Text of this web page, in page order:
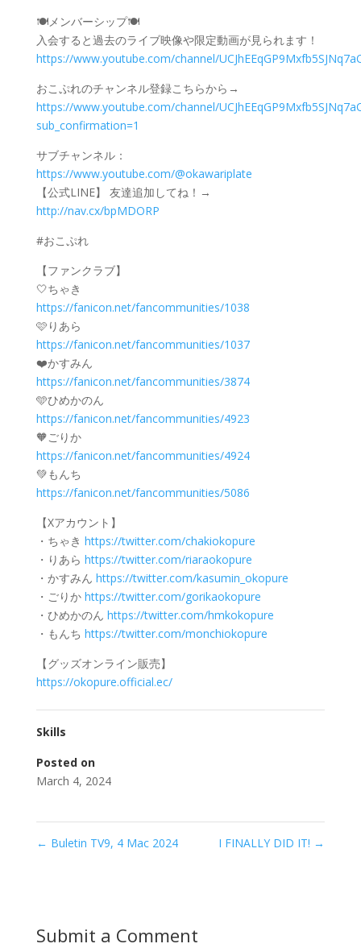
🍽️メンバーシップ🍽️
入会すると過去のライブ映像や限定動画が見られます！
https://www.youtube.com/channel/
おこぷれのチャンネル登録こちらから→
https://www.youtube.com/channel/
sub_confirmation=1
サブチャンネル：
https://www.youtube.com/@okawariplate
【公式LINE】 友達追加してね！→
http://nav.cx/bpMDORP
#おこぷれ
【ファンクラブ】
🤍ちゃき
https://fanicon.net/fancommunities/1038
🩷りあら
https://fanicon.net/fancommunities/1037
❤️かすみん
https://fanicon.net/fancommunities/3874
🩵ひめかのん
https://fanicon.net/fancommunities/4923
🧡ごりか
https://fanicon.net/fancommunities/4924
💚もんち
https://fanicon.net/fancommunities/5086
【Xアカウント】
・ちゃき https://twitter.com/chakiokopure
・りあら https://twitter.com/riaraokopure
・かすみん https://twitter.com/kasumin_okopure
・ごりか https://twitter.com/gorikaokopure
・ひめかのん https://twitter.com/hmkokopure
・もんち https://twitter.com/monchiokopure
【グッズオンライン販売】
https://okopure.official.ec/
Skills
Posted on
March 4, 2024
← Buletin TV9, 4 Mac 2024 I FINALLY DID IT! →
Submit a Comment